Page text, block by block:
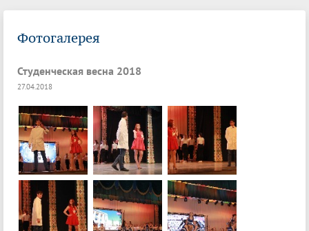
Фотогалерея
Студенческая весна 2018
27.04.2018